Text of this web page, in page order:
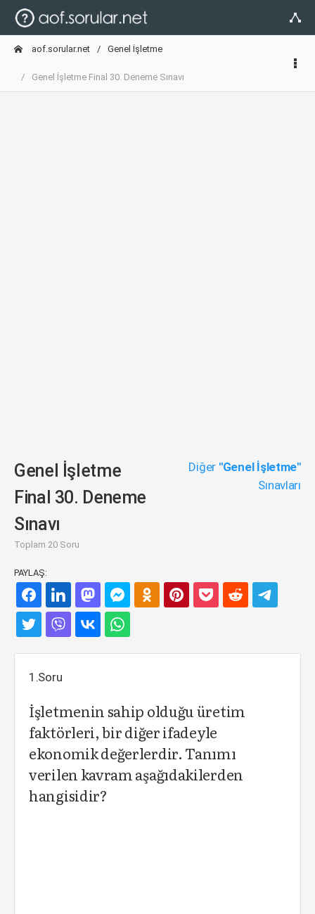
aof.sorular.net Genel İşletme
Genel İşletme Final 30. Deneme Sınavı
Genel İşletme
Final 30. Deneme
Sınavı
Toplam 20 Soru
Diğer "Genel İşletme"
Sınavları
PAYLAŞ:
1.Soru
İşletmenin sahip olduğu üretim
faktörleri, bir diğer ifadeyle
ekonomik değerlerdir. Tanımı
verilen kavram aşağıdakilerden
hangisidir?